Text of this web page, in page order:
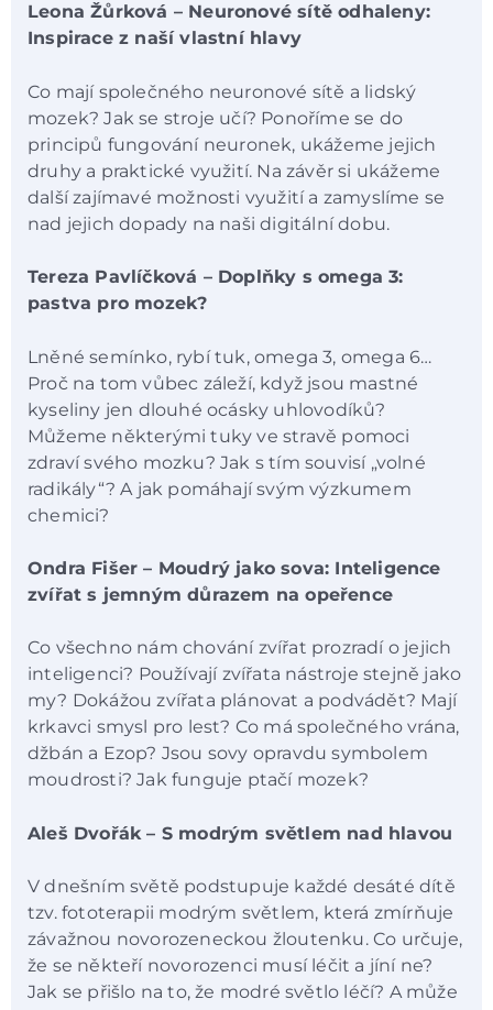
Leona Žůrková – Neuronové sítě odhaleny:
Inspirace z naší vlastní hlavy
Co mají společného neuronové sítě a lidský
mozek? Jak se stroje učí? Ponoříme se do
principů fungování neuronek, ukážeme jejich
druhy a praktické využití. Na závěr si ukážeme
další zajímavé možnosti využití a zamyslíme se
nad jejich dopady na naši digitální dobu.
Tereza Pavlíčková – Doplňky s omega 3:
pastva pro mozek?
Lněné semínko, rybí tuk, omega 3, omega 6…
Proč na tom vůbec záleží, když jsou mastné
kyseliny jen dlouhé ocásky uhlovodíků?
Můžeme některými tuky ve stravě pomoci
zdraví svého mozku? Jak s tím souvisí „volné
radikály“? A jak pomáhají svým výzkumem
chemici?
Ondra Fišer – Moudrý jako sova: Inteligence
zvířat s jemným důrazem na opeřence
Co všechno nám chování zvířat prozradí o jejich
inteligenci? Používají zvířata nástroje stejně jako
my? Dokážou zvířata plánovat a podvádět? Mají
krkavci smysl pro lest? Co má společného vrána,
džbán a Ezop? Jsou sovy opravdu symbolem
moudrosti? Jak funguje ptačí mozek?
Aleš Dvořák – S modrým světlem nad hlavou
V dnešním světě podstupuje každé desáté dítě
tzv. fototerapii modrým světlem, která zmírňuje
závažnou novorozeneckou žloutenku. Co určuje,
že se někteří novorozenci musí léčit a jíní ne?
Jak se přišlo na to, že modré světlo léčí? A může